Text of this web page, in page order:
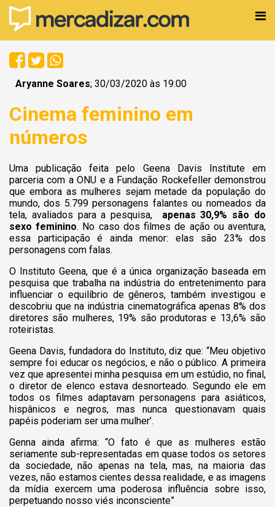
Aryanne Soares; 30/03/2020 às 19:00
Cinema feminino em
números
Uma publicação feita pelo Geena Davis Institute em
parceria com a ONU e a Fundação Rockefeller demonstrou
que embora as mulheres sejam metade da população do
mundo, dos 5.799 personagens falantes ou nomeados da
tela, avaliados para a pesquisa, apenas 30,9% são do
sexo feminino. No caso dos filmes de ação ou aventura,
essa participação é ainda menor: elas são 23% dos
personagens com falas.
O Instituto Geena, que é a única organização baseada em
pesquisa que trabalha na indústria do entretenimento para
influenciar o equilíbrio de gêneros, também investigou e
descobriu que na indústria cinematográfica apenas 8% dos
diretores são mulheres, 19% são produtoras e 13,6% são
roteiristas.
Geena Davis, fundadora do Instituto, diz que: “Meu objetivo
sempre foi educar os negócios, e não o público. A primeira
vez que apresentei minha pesquisa em um estúdio, no final,
o diretor de elenco estava desnorteado. Segundo ele em
todos os filmes adaptavam personagens para asiáticos,
hispânicos e negros, mas nunca questionavam quais
papéis poderiam ser uma mulher’.
Genna ainda afirma: “O fato é que as mulheres estão
seriamente sub-representadas em quase todos os setores
da sociedade, não apenas na tela, mas, na maioria das
vezes, não estamos cientes dessa realidade, e as imagens
da mídia exercem uma poderosa influência sobre isso,
perpetuando nosso viés inconsciente”